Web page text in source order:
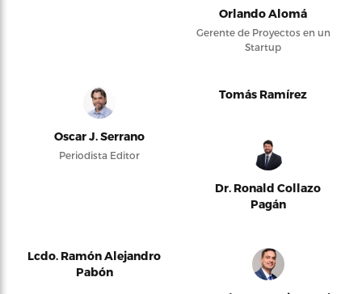
Orlando Alomá
Gerente de Proyectos en un
Startup
Oscar J. Serrano
Periodista Editor
Tomás Ramírez
Dr. Ronald Collazo
Pagán
Lcdo. Ramón Alejandro
Pabón